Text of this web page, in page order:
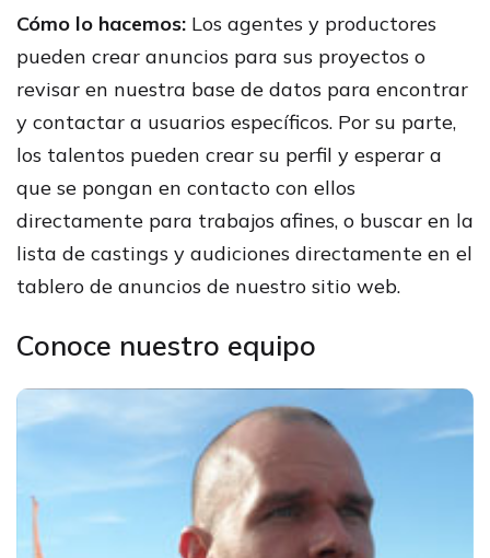
Cómo lo hacemos: Los agentes y productores
pueden crear anuncios para sus proyectos o
revisar en nuestra base de datos para encontrar
y contactar a usuarios específicos. Por su parte,
los talentos pueden crear su perfil y esperar a
que se pongan en contacto con ellos
directamente para trabajos afines, o buscar en la
lista de castings y audiciones directamente en el
tablero de anuncios de nuestro sitio web.
Conoce nuestro equipo